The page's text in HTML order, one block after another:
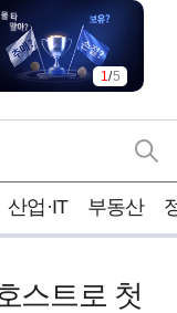
2/5
산업·IT 부동산
스트로 첫